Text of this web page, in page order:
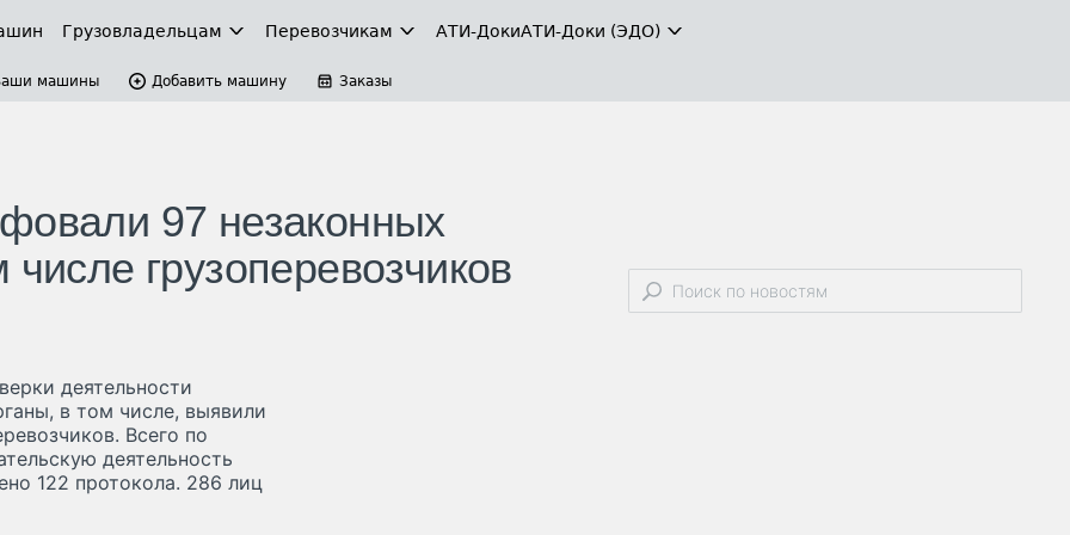
Грузовладельцам Перевозчикам АТИ-ДокиАТИ-Доки (ЭДО)
машины Добавить машину Заказы
97 незаконных
грузоперевозчиков
деятельности
в том числе, выявили
Всего по
деятельность
122 протокола. 286 лиц